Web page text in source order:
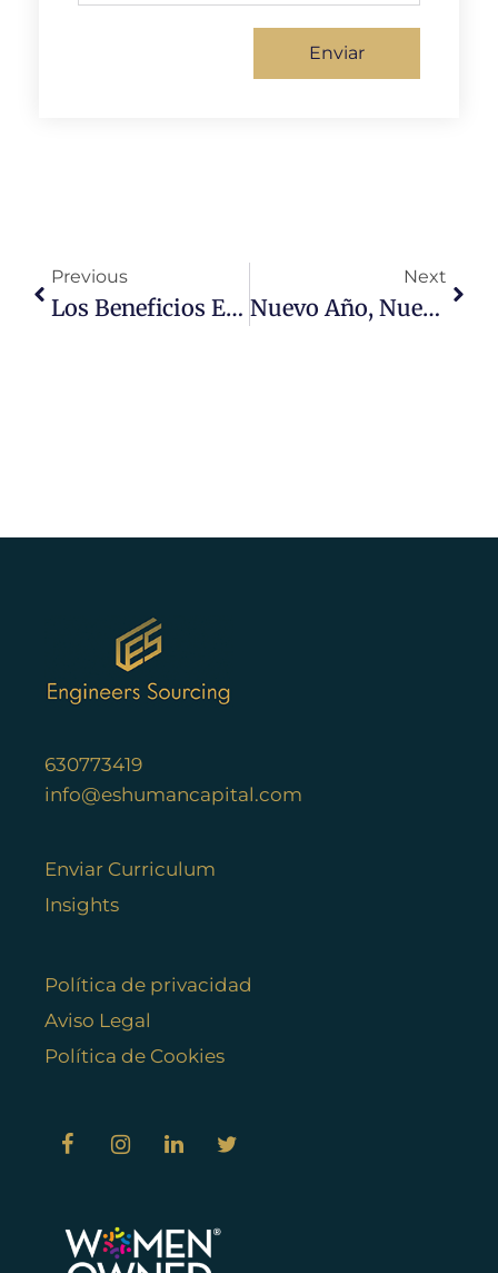
Enviar
Previous
Los Beneficios Empresariales Más Valorados En La Actualidad: Lo Que Realmente Buscan Los Profesionales
Next
Nuevo Año, Nuevo Salto: 8 Cambios Que Los Ingenieros En Europa Deberían Integrar A Su Carrera En 2026
630773419
info@eshumancapital.com
Enviar Curriculum
Insights
Política de privacidad
Aviso Legal
Política de Cookies